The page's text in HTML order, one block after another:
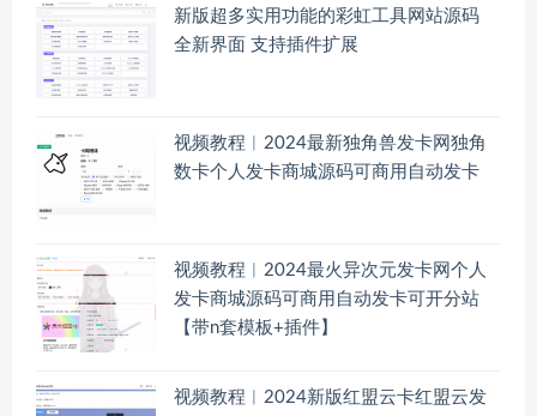
新版超多实用功能的彩虹工具网站源码
全新界面 支持插件扩展
视频教程︱2024最新独角兽发卡网独角
数卡个人发卡商城源码可商用自动发卡
视频教程︱2024最火异次元发卡网个人
发卡商城源码可商用自动发卡可开分站
【带n套模板+插件】
视频教程︱2024新版红盟云卡红盟云发